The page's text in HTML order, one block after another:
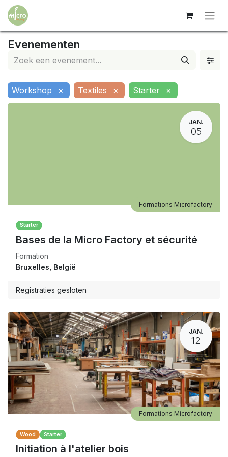
Evenementen
Workshop × Textiles × Starter ×
JAN.
05
Starter
Bases de la Micro Factory et sécurité
Formation
Formations Microfactory
Bruxelles België
Registraties gesloten
JAN.
12
Wood Starter
Initiation à l'atelier bois
Formations Microfactory